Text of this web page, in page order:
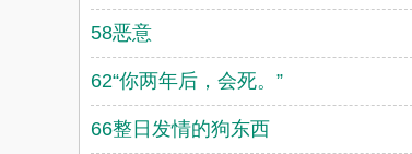
58恶意
62“你两年后，会死。”
66整日发情的狗东西